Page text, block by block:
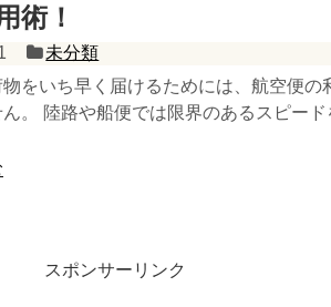
術！
未分類
をいち早く届けるためには、航空便の
。 陸路や船便では限界のあるスピー
スポンサーリンク